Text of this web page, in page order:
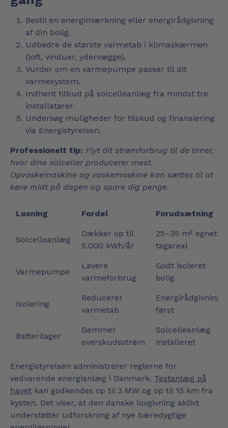
Bestil en energimærkning eller energirådgivning
af din bolig.
Udbedre de største varmetab i klimaskærmen
(loft, vinduer, ydervægge).
Vurder om en varmepumpe passer til dit
varmesystem.
Indhent tilbud på solcelleanlæg fra mindst tre
installatører.
Undersøg muligheder for tilskud og finansiering
via Energistyrelsen.
Professionelt tip: Flyt dit strømforbrug til de timer,
hvor dine solceller producerer mest.
Opvaskemaskine og vaskemaskine kan sættes til at
køre midt på dagen og spare dig penge.
Løsning Fordel Forudsætning
Solcelleanlæg
Dækker op til
5.000 kWh/år
25–35 m² egnet
tagareal
Varmepumpe
Lavere
varmeforbrug
Godt isoleret
bolig
Isolering
Reducerer
varmetab
Energirådgivning
først
Batterilager
Gemmer
overskudsstrøm
Solcelleanlæg
installeret
Energistyrelsen administrerer reglerne for
vedvarende energianlæg i Danmark. Testanlæg på
havet kan godkendes op til 3 MW og op til 15 km fra
kysten. Det viser, at den danske lovgivning aktivt
understøtter udforskning af nye bæredygtige